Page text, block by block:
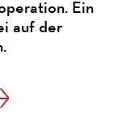
Ein
auf der